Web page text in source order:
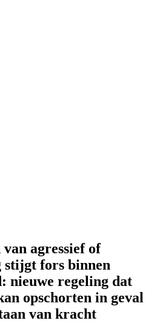
agressief of
stijgt fors binnen
nieuwe regeling dat
opschorten in geval
van kracht